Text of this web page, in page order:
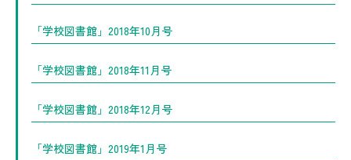
「学校図書館」2018年10月号
「学校図書館」2018年11月号
「学校図書館」2018年12月号
「学校図書館」2019年1月号